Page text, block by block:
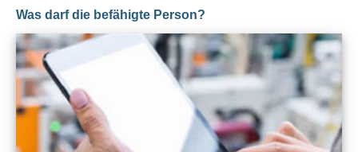
Was darf die befähigte Person?